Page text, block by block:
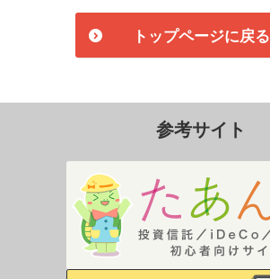
トップページに戻る
参考サイト